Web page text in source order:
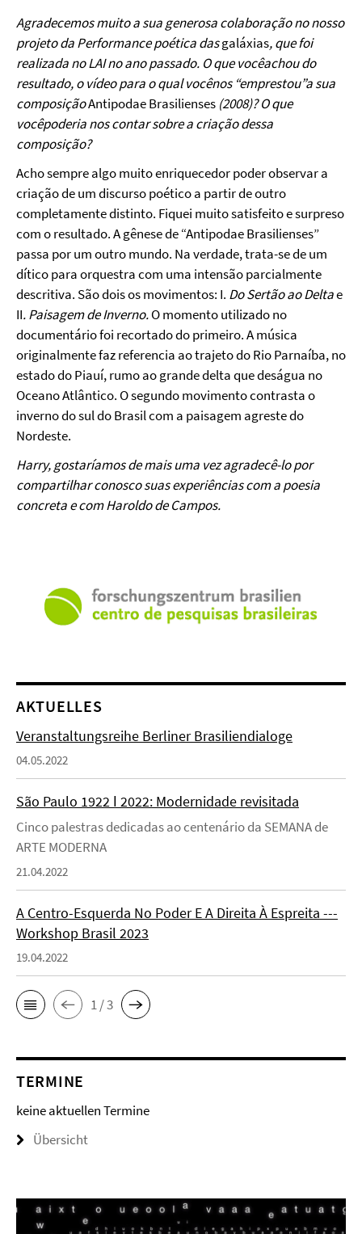
Agradecemos muito a sua generosa colaboração no nosso
projeto da Performance poética dasgaláxias, que foi
realizada no LAI no ano passado. O que vocêachou do
resultado, o vídeo para o qual vocênos “emprestou”a sua
composiçãoAntipodae Brasilienses (2008)? O que
vocêpoderia nos contar sobre a criação dessa
composição?
Acho sempre algo muito enriquecedor poder observar a
criação de um discurso poético a partir de outro
completamente distinto. Fiquei muito satisfeito e surpreso
com o resultado. A gênese de “Antipodae Brasilienses”
passa por um outro mundo. Na verdade, trata-se de um
dítico para orquestra com uma intensão parcialmente
descritiva. São dois os movimentos: I. Do Sertão ao Deltae
II. Paisagem de Inverno.O momento utilizado no
documentário foi recortado do primeiro. A música
originalmente faz referencia ao trajeto do Rio Parnaíba, no
estado do Piauí, rumo ao grande delta que deságua no
Oceano Atlântico. O segundo movimento contrasta o
inverno do sul do Brasil com a paisagem agreste do
Nordeste.
Harry, gostaríamos de mais uma vez agradecê-lo por
compartilhar conosco suas experiências com a poesia
concreta e com Haroldo de Campos.
AKTUELLES
Veranstaltungsreihe Berliner Brasiliendialoge
04.05.2022
São Paulo 1922 ǀ 2022: Modernidade revisitada
Cinco palestras dedicadas ao centenário da SEMANA de
ARTE MODERNA
21.04.2022
A Centro-Esquerda No Poder E A Direita À Espreita ---
Workshop Brasil 2023
19.04.2022
1 / 3
TERMINE
keine aktuellen Termine
Übersicht